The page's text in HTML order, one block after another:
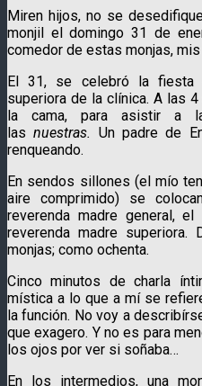
Miren hijos, no se
monjil el domingo 31 de
comedor de estas monjas,
El 31, se celebró la fiesta
superiora de la clínica. A las
la cama, para asistir a
lasnuestras. Un padre de
renqueando.
En sendos sillones (el mío
aire comprimido) se
reverenda madre general,
reverenda madre
monjas; como ochenta.
Cinco minutos de charla
mística a lo que a mí se
la función. No voy a
que exagero. Y no es para
los ojos por ver si soñaba…
En los intermedios, una